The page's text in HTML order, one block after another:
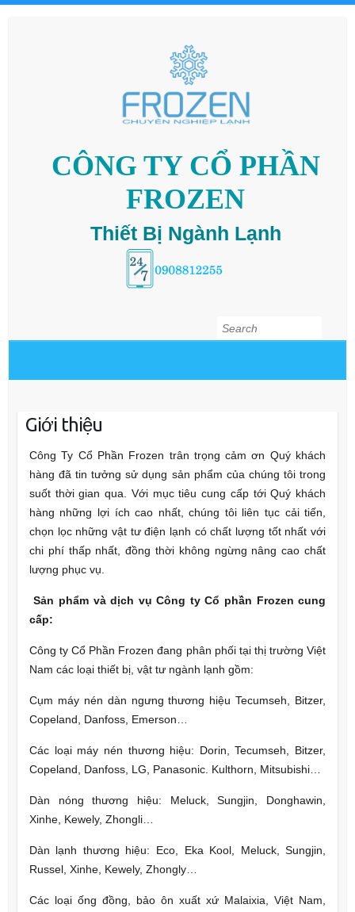
CÔNG TY CỔ PHẦN
FROZEN
Thiết Bị Ngành Lạnh
Search
Giới thiệu
Công Ty Cổ Phần Frozen trân trọng cảm ơn Quý khách
hàng đã tin tưởng sử dụng sản phẩm của chúng tôi trong
suốt thời gian qua. Với mục tiêu cung cấp tới Quý khách
hàng những lợi ích cao nhất, chúng tôi liên tục cải tiến,
chọn lọc những vật tư điện lạnh có chất lượng tốt nhất với
chi phí thấp nhất, đồng thời không ngừng nâng cao chất
lượng phục vụ.
Sản phẩm và dịch vụ Công ty Cổ phần Frozen cung
cấp:
Công ty Cổ Phần Frozen đang phân phối tại thị trường Việt
Nam các loại thiết bị, vật tư ngành lạnh gồm:
Cụm máy nén dàn ngưng thương hiệu Tecumseh, Bitzer,
Copeland, Danfoss, Emerson…
Các loại máy nén thương hiệu: Dorin, Tecumseh, Bitzer,
Copeland, Danfoss, LG, Panasonic. Kulthorn, Mitsubishi…
Dàn nóng thương hiệu: Meluck, Sungjin, Donghawin,
Xinhe, Kewely, Zhongli…
Dàn lạnh thương hiệu: Eco, Eka Kool, Meluck, Sungjin,
Russel, Xinhe, Kewely, Zhongly…
Các loại ống đồng, bảo ôn xuất xứ Malaixia, Việt Nam,